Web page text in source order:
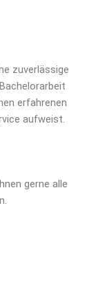
zuverlässige
erfahrenen
aufweist.
gerne alle